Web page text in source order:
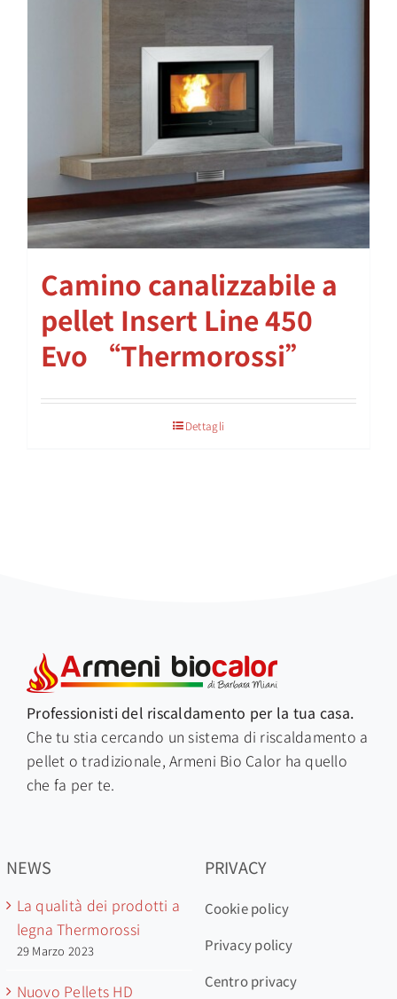
Camino canalizzabile a
pellet Insert Line 450
Evo “Thermorossi”
Dettagli
Professionisti del riscaldamento per la tua casa.
Che tu stia cercando un sistema di riscaldamento a
pellet o tradizionale, Armeni Bio Calor ha quello
che fa per te.
NEWS
La qualità dei prodotti a
legna Thermorossi
29 Marzo 2023
Nuovo Pellets HD
PRIVACY
Cookie policy
Privacy policy
Centro privacy